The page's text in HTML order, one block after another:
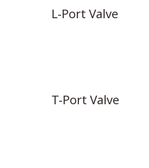
L-Port Valve
T-Port Valve